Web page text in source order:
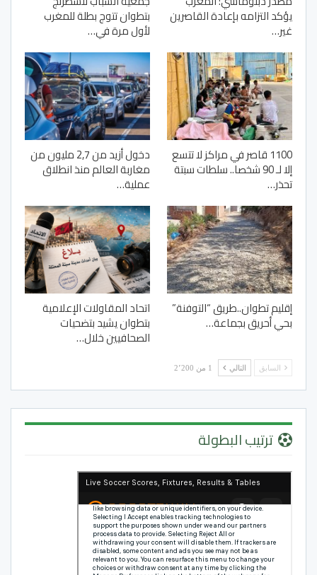
يؤكد التزامه بإعادة القاصرين
غير…
بتطوان تتوج بطلة للمغرب
لأول مرة في…
1100 قاصر في مراكز لا تتسع
إلا لـ 90 شخصا.. سلطات سبتة
تحذر…
دخول أزيد من 2,7 مليون من
مغاربة العالم منذ انطلاق
عملية…
إقليم تطوان..طريق “التوفنة”
بحي أحريق بجماعة…
اتحاد المقاولات الإعلامية
بتطوان يشيد بتضحيات
الصحافيين خلال…
السابق التالي 1 من 2٬200
ترتيب البطولة